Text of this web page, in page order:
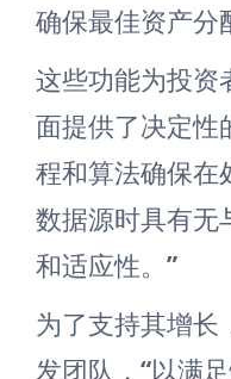
确保最佳资产分
这些功能为投资
面提供了决定性
程和算法确保在
数据源时具有无
和适应性。”
为了支持其增长
发团队，“以满